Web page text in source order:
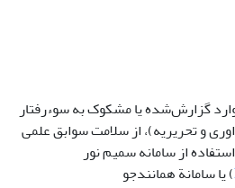
گزارش‌شده یا مشکوک به سوء‌رفتار
و تحریریه)، از سلامت سوابق علمی
از سامانه سمیم نور
) یا سامانة همانندجو